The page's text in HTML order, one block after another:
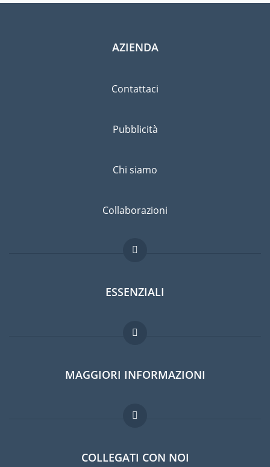
AZIENDA
Contattaci
Pubblicità
Chi siamo
Collaborazioni
ESSENZIALI
Forum per expat
Guida per expat
Lavori all'estero
MAGGIORI INFORMAZIONI
Domande frequenti
COLLEGATI CON NOI